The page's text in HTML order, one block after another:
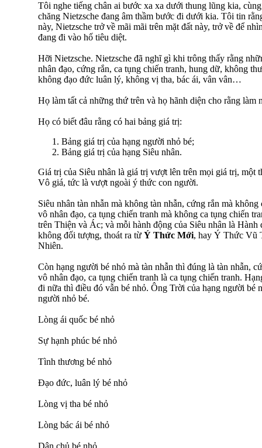
Tôi nghe tiếng chân ai bước xa xa dưới thung lũng kia,
chăng Nietzsche đang âm thầm bước đi dưới kia. Tôi tin
này, Nietzsche trở về mãi mãi trên mặt đất này, trở về để
đang đi vào hố tiêu diệt.
Hỡi Nietzsche. Nietzsche đã nghĩ gì khi trông thấy rằng
nhân đạo, cứng rắn, ca tụng chiến tranh, hung dữ, không
không đạo đức luân lý, không vị tha, bác ái, vân vân…
Họ làm tất cả những thứ trên và họ hãnh diện cho rằng làm
Họ có biết đâu rằng có hai bảng giá trị:
Bảng giá trị của hạng người nhỏ bé;
Bảng giá trị của hạng Siêu nhân.
Giá trị của Siêu nhân là giá trị vượt lên trên mọi giá trị, một
Vô giá, tức là vượt ngoài ý thức con người.
Siêu nhân tàn nhẫn mà không tàn nhẫn, cứng rắn mà
vô nhân đạo, ca tụng chiến tranh mà không ca tụng chiến
trên Thiện và Ác; và mỗi hành động của Siêu nhân là
không đối tượng, thoát ra từ Ý Thức Mới, hay Ý Thức Vũ
Nhiên.
Còn hạng người bé nhỏ mà tàn nhẫn thì đúng là tàn nhẫn,
vô nhân đạo, ca tụng chiến tranh là ca tụng chiến tranh.
đi nữa thì điều đó vẫn bé nhỏ. Ông Trời của hạng người bé
người nhỏ bé.
Lòng ái quốc bé nhỏ
Sự hạnh phúc bé nhỏ
Tình thương bé nhỏ
Đạo đức, luân lý bé nhỏ
Lòng vị tha bé nhỏ
Lòng bác ái bé nhỏ
Dân chủ bé nhỏ